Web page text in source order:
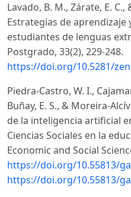
Lavado, B. M., Zárate, E.
Estrategias de
estudiantes de lenguas
Postgrado, 33(2), 229-248.
https://doi.org/10.5281/
Piedra-Castro, W. I.,
Buñay, E. S., & Moreira-
de la inteligencia artificial
Ciencias Sociales en la
Economic and Social
https://doi.org/10.55813/
https://doi.org/10.55813/